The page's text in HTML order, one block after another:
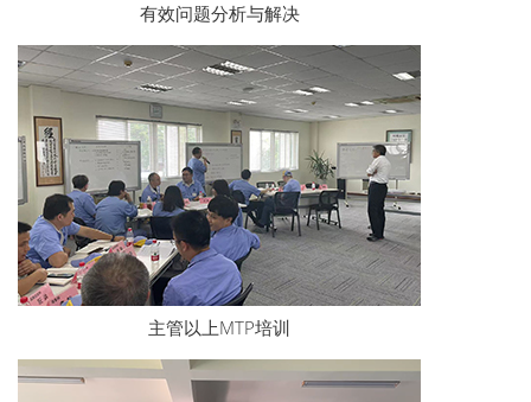
有效问题分析与解决
主管以上MTP培训